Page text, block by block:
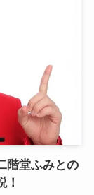
階堂ふみとの
！